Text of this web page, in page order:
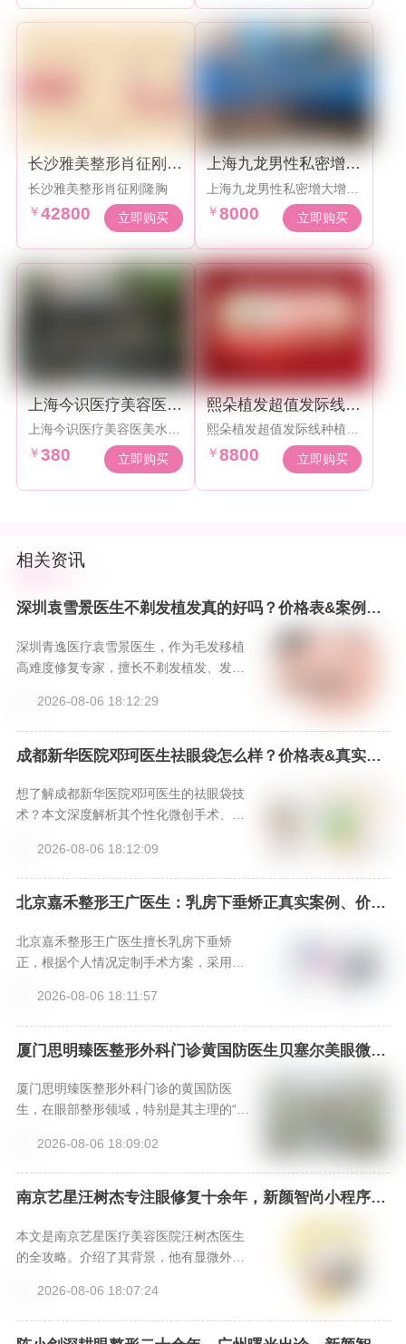
长沙雅美整形肖征刚隆
胸
长沙雅美整形肖征刚隆胸
￥42800 立即购买
上海九龙男性私密增大
增粗8000元起
上海九龙男性私密增大增粗
￥8000 立即购买
上海今识医疗美容医美
水光380元起
上海今识医疗美容医美水光
￥380 立即购买
熙朵植发超值发际线种
植2000单元8800元
熙朵植发超值发际线种植20
00单元8800元，超显微植
发
￥ 8800 立即购买
相关资讯
深圳袁雪景医生不剃发植发真的好吗？价格表&案例分
享，新颜智尚小程序一键预约！-新颜智尚小程序一键
预约！
深圳青逸医疗袁雪景医生，作为毛发移植
高难度修复专家，擅长不剃发植发、发际
计，为求美者提供无需尴尬期的自然植发
解决方案。
2026-08-06 18:12:29
成都新华医院邓珂医生祛眼袋怎么样？价格表&真实案
想了解成都新华医院邓珂医生的祛眼袋技
术？本文深度解析其个性化微创手术、脂
考与真实口碑，并分享通过新颜智尚小程
序（热线4006661012或微信xinyanzs66
6）的高效预约方式，助你安心开启眼部年
2026-08-06 18:12:09
北京嘉禾整形王广医生：乳房下垂矫正真实案例、价格
速！-新颜智尚小程序一键预约！
北京嘉禾整形王广医生擅长乳房下垂矫
正，根据个人情况定制手术方案，采用微
拉与丰满。医院提供专业术后护理，确保
效果自然、恢复顺利。想预约面诊，请通
过新颜智尚小程序加急热线咨询。
2026-08-06 18:11:57
厦门思明臻医整形外科门诊黄国防医生贝塞尔美眼微创
厦门思明臻医整形外科门诊的黄国防医
生，在眼部整形领域，特别是其主理的“贝
合个性化美学设计与微创生理优势，形成
了独特竞争力。其口碑源于扎实的专业背
景、精细化的手术案例以及追求自然和谐
较快眼整形效果的求美者而言，是一个值
得深入考察的专业选择。
2026-08-06 18:09:02
南京艺星汪树杰专注眼修复十余年，新颜智尚小程序一
本文是南京艺星医疗美容医院汪树杰医生
的全攻略。介绍了其背景，他有显微外科
术特色，如器械、缝合等优势；给出价格
参考，性价比高且有福利；提供三种预约
方式。汪医生技术和经验出色，适合做复
2026-08-06 18:07:24